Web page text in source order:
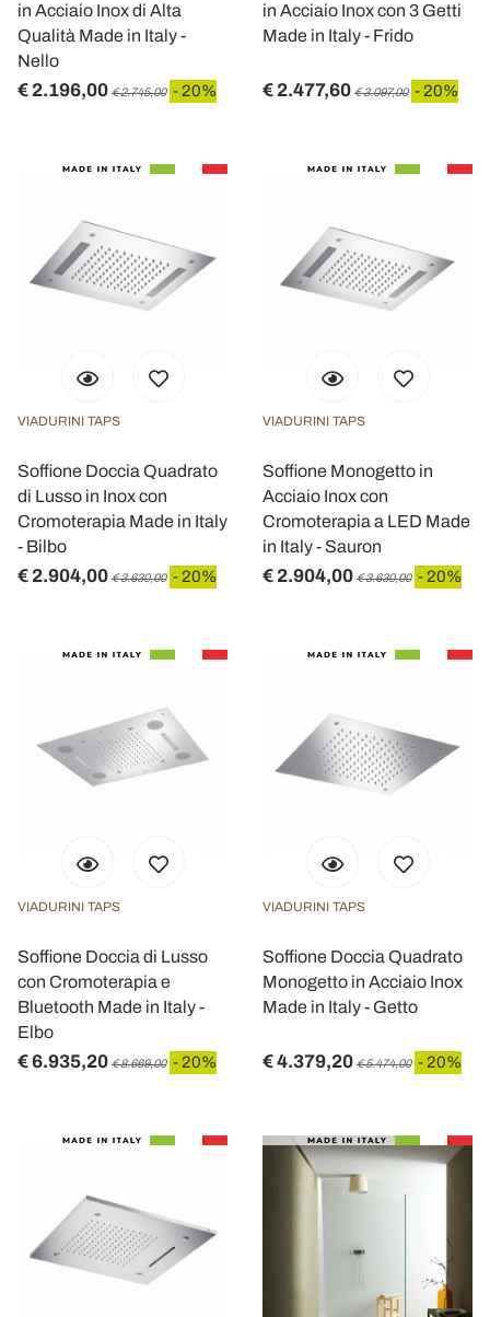
in Acciaio Inox di Alta
Qualità Made in Italy -
Nello
€ 2.196,00 € 2.745,00 - 20%
in Acciaio Inox con 3 Getti
Made in Italy - Frido
€ 2.477,60 € 3.097,00 - 20%
VIADURINI TAPS
Soffione Doccia Quadrato
di Lusso in Inox con
Cromoterapia Made in Italy
- Bilbo
€ 2.904,00 € 3.630,00 - 20%
VIADURINI TAPS
Soffione Monogetto in
Acciaio Inox con
Cromoterapia a LED Made
in Italy - Sauron
€ 2.904,00 € 3.630,00 - 20%
VIADURINI TAPS
Soffione Doccia di Lusso
con Cromoterapia e
Bluetooth Made in Italy -
Elbo
€ 6.935,20 € 8.669,00 - 20%
VIADURINI TAPS
Soffione Doccia Quadrato
Monogetto in Acciaio Inox
Made in Italy - Getto
€ 4.379,20 € 5.474,00 - 20%